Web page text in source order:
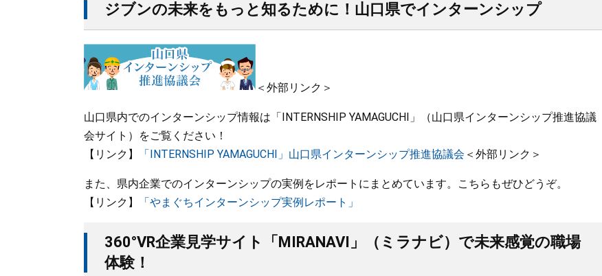
ジブンの未来をもっと知るために！山口県でインターンシップ
＜外部リンク＞
山口県内でのインターンシップ情報は「INTERNSHIP YAMAGUCHI」（山口県インターンシップ推進協議
会サイト）をご覧ください！
【リンク】
「INTERNSHIP YAMAGUCHI」山口県インターンシップ推進協議会 ＜外部リンク＞
また、県内企業でのインターンシップの実例をレポートにまとめています。こちらもぜひどうぞ。
【リンク】
「やまぐちインターンシップ実例レポート」
360°VR企業見学サイト「MIRANAVI」（ミラナビ）で未来感覚の職場
体験！